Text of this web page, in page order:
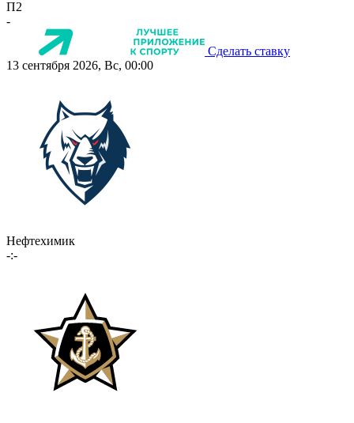
П2
-
Сделать ставку
13 сентября 2026, Вс, 00:00
Нефтехимик
-:-